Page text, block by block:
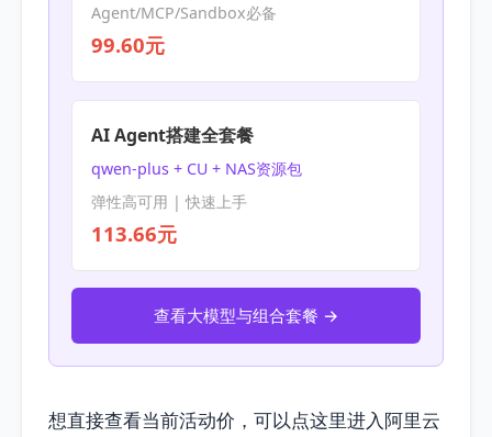
Agent/MCP/Sandbox必备
99.60元
AI Agent搭建全套餐
qwen-plus + CU + NAS资源包
弹性高可用 | 快速上手
113.66元
查看大模型与组合套餐 →
想直接查看当前活动价，可以点这里进入阿里云